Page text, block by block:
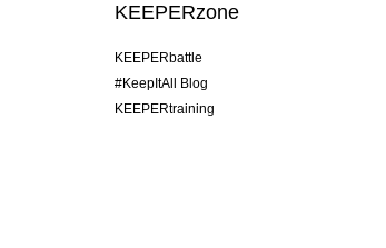
KEEPERzone
KEEPERbattle
#KeepItAll Blog
KEEPERtraining